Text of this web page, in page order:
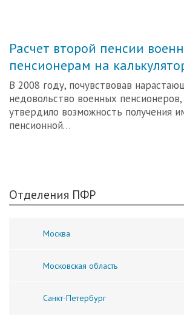
Расчет второй пенсии
пенсионерам на
В 2008 году, почувствовав
недовольство военных
утвердило возможность получения
пенсионной…
Отделения ПФР
Москва
Московская область
Санкт-Петербург